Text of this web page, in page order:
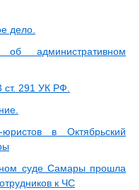
дело.
административном
ст. 291 УК РФ.
юристов в Октябрьский
суде Самары прошла
к ЧС